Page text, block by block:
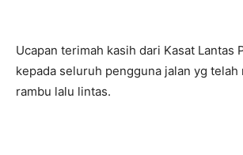
Ucapan terimah kasih dari Kasat Lantas
kepada seluruh pengguna jalan yg telah
rambu lalu lintas.